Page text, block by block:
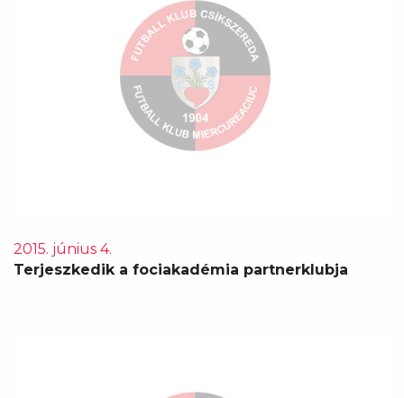
2015. június 4.
Terjeszkedik a fociakadémia partnerklubja